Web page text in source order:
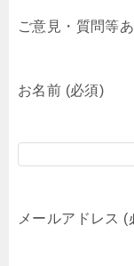
ご意見・質問等
お名前 (必須)
メールアドレス (